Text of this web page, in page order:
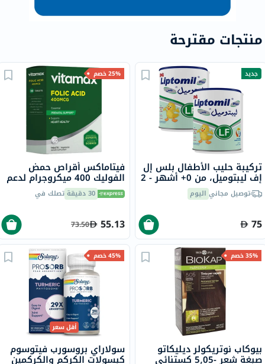
منتجات مقترحة
جديد
تركيبة حليب الأطفال بلس إل
إف ليبتوميل، من 0+ أشهر - 2
× 400 جرام توصيل مجاني اليوم
75
25% خصم
فيتاماكس أقراص حمض
الفوليك 400 ميكروجرام لدعم
ما قبل الولادة ووظائف القلب
الصحية حزمة من 60
30 دقيقة تصلك في
55.13
73.50
35% خصم
بيوكاب نوتريكولر ديليكاتو
صبغة شعر -5٫05 كستنائي
45% خصم
أقل سعر
سولاراي بروسورب فيتوسوم
كبسولات الكركم والكركمين